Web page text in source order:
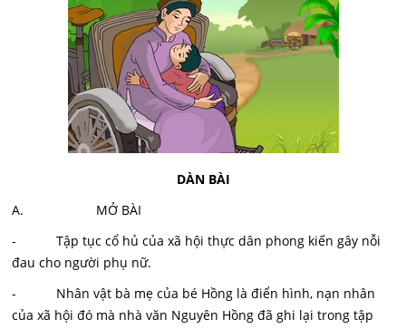
DÀN BÀI
A. MỞ BÀI
- Tập tục cổ hủ của xã hội thực dân phong kiến gây nỗi
đau cho người phụ nữ.
- Nhân vật bà mẹ của bé Hồng là điển hình, nạn nhân
của xã hội đó mà nhà văn Nguyên Hồng đã ghi lại trong tập